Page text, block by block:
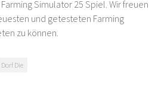
Simulator 25 Spiel. Wir freuen
und getesteten Farming
zu können.
Dorf Die